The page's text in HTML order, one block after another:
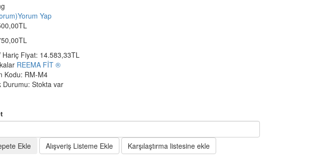
Yorum Yap
Hariç Fiyat: 14.583,33TL
REEMA FİT ®️
Kodu: RM-M4
Durumu: Stokta var
Ekle Alışveriş Listeme Ekle Karşılaştırma listesine ekle